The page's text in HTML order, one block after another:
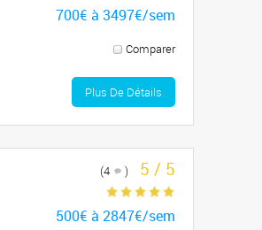
700€ à 3497€/sem
Comparer
Plus De Détails
(4 ) 5 / 5
500€ à 2847€/sem